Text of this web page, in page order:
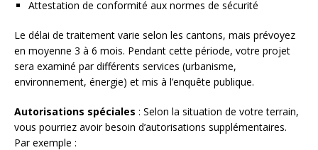
Attestation de conformité aux normes de sécurité
Le délai de traitement varie selon les cantons, mais prévoyez
en moyenne 3 à 6 mois. Pendant cette période, votre projet
sera examiné par différents services (urbanisme,
environnement, énergie) et mis à l’enquête publique.
Autorisations spéciales : Selon la situation de votre terrain,
vous pourriez avoir besoin d’autorisations supplémentaires.
Par exemple :